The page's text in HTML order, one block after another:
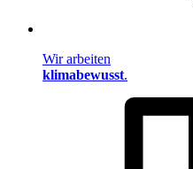
Wir arbeiten
klimabewusst.